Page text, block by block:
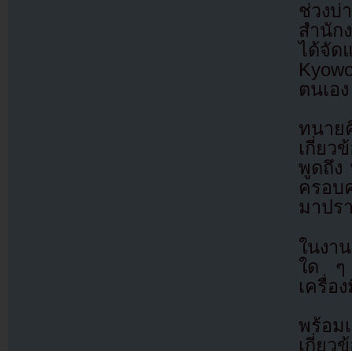
ช่วงบ่
สำนัก
ได้จั
ตนเอง
ทนาย
เกี่ยว
พูดถึง
ครอบ
มาปร
ในงา
ใด ๆ
เครื่อ
พร้อม
เกี่ยว